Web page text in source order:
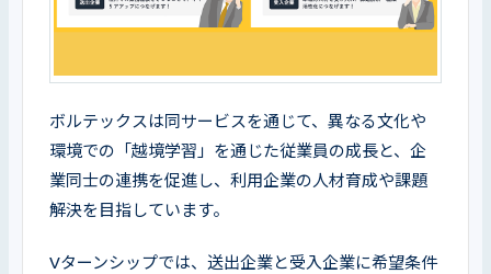
ボルテックスは同サービスを通じて、異なる文化や
環境での「越境学習」を通じた従業員の成長と、企
業同士の連携を促進し、利用企業の人材育成や課題
解決を目指しています。
Vターンシップでは、送出企業と受入企業に希望条件